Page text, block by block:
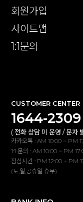
회원가입
사이트맵
1:1문의
CUSTOMER CENTER
1644-2309
( 전화 상담 미 운영 / 문자
카카오톡 : AM 10:00 ~ PM
1:1 문의 : AM 10:00 ~ PM
점심시간 : PM 12:00 ~ PM
(토,일,공휴일 휴무)